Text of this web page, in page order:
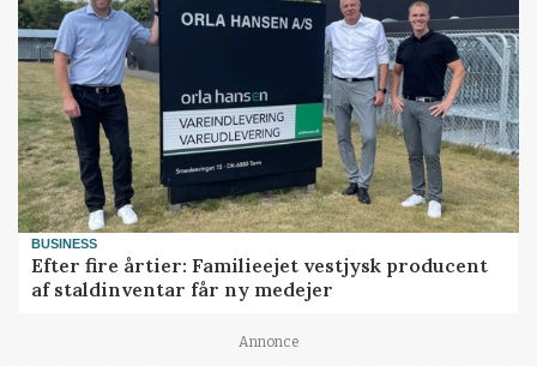
BUSINESS
Efter fire årtier: Familieejet vestjysk producent
af staldinventar får ny medejer
Annonce